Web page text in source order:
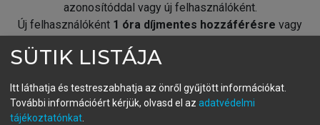
azonosítóddal vagy új felhasználóként.
Új felhasználóként 1 óra díjmentes hozzáférésre vagy
fiókoddal,vagy hozz létre új fiókot.
A regisztráció után apróbaidőszakautomatikusan
SÜTIK LISTÁJA
Itt láthatja és testreszabhatja az önről gyűjtött információkat.
További információért kérjük, olvasd el az adatvédelmi
tájékoztatónkat